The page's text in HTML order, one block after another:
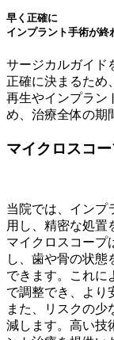
早く正確に
インプラント手術が終
サージカルガイド
正確に決まるため
再生やインプラン
め、治療全体の期
マイクロスコ
当院では、インプ
用し、精密な処置
マイクロスコープ
し、歯や骨の状態
できます。これに
で調整でき、より
また、リスクの少
減します。高い技